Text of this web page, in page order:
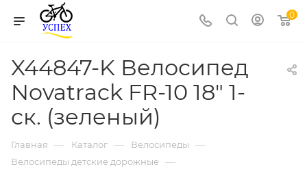
0
X44847-K Велосипед
Novatrack FR-10 18" 1-
ск. (зеленый)
Главная — Каталог — Велосипеды —
Велосипеды детские дорожные —